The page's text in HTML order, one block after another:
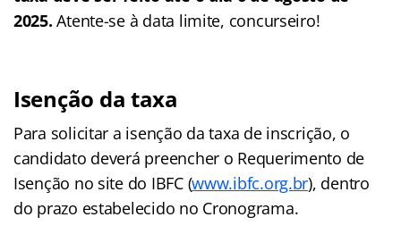
2025. Atente-se à data limite, concurseiro!
Isenção da taxa
Para solicitar a isenção da taxa de inscrição, o
candidato deverá preencher o Requerimento de
Isenção no site do IBFC (www.ibfc.org.br), dentro
do prazo estabelecido no Cronograma.